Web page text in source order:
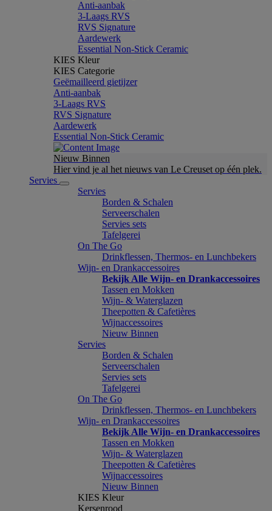
Anti-aanbak
3-Laags RVS
RVS Signature
Aardewerk
Essential Non-Stick Ceramic
KIES Kleur
KIES Categorie
Geëmailleerd gietijzer
Anti-aanbak
3-Laags RVS
RVS Signature
Aardewerk
Essential Non-Stick Ceramic
Nieuw Binnen
Hier vind je al het nieuws van Le Creuset op één plek.
Servies
Servies
Borden & Schalen
Serveerschalen
Servies sets
Tafelgerei
On The Go
Drinkflessen, Thermos- en Lunchbekers
Wijn- en Drankaccessoires
Bekijk Alle Wijn- en Drankaccessoires
Tassen en Mokken
Wijn- & Waterglazen
Theepotten & Cafetières
Wijnaccessoires
Nieuw Binnen
Servies
Borden & Schalen
Serveerschalen
Servies sets
Tafelgerei
On The Go
Drinkflessen, Thermos- en Lunchbekers
Wijn- en Drankaccessoires
Bekijk Alle Wijn- en Drankaccessoires
Tassen en Mokken
Wijn- & Waterglazen
Theepotten & Cafetières
Wijnaccessoires
Nieuw Binnen
KIES Kleur
Kersenrood